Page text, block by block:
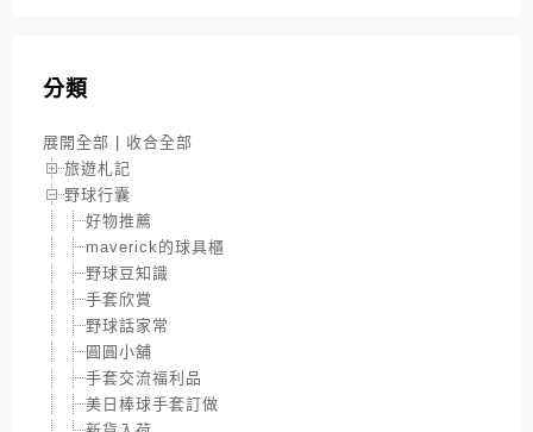
分類
展開全部 | 收合全部
旅遊札記
野球行囊
好物推薦
maverick的球具櫃
野球豆知識
手套欣賞
野球話家常
圓圓小舖
手套交流福利品
美日棒球手套訂做